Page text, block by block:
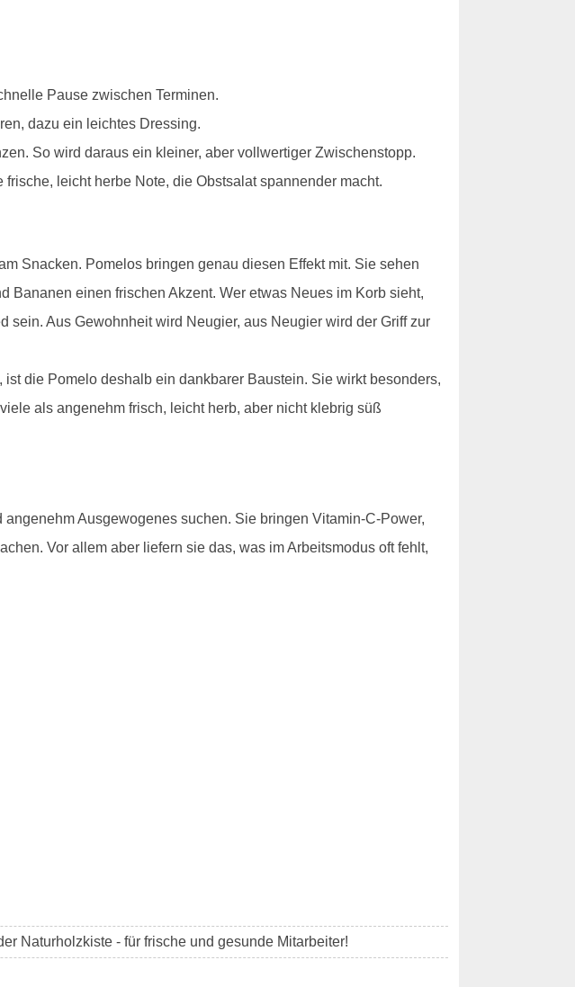
Pause zwischen Terminen.
dazu ein leichtes Dressing.
So wird daraus ein kleiner, aber vollwertiger Zwischenstopp.
leicht herbe Note, die Obstsalat spannender macht.
Snacken. Pomelos bringen genau diesen Effekt mit. Sie sehen
einen frischen Akzent. Wer etwas Neues im Korb sieht,
sein. Aus Gewohnheit wird Neugier, aus Neugier wird der Griff zur
die Pomelo deshalb ein dankbarer Baustein. Sie wirkt besonders,
als angenehm frisch, leicht herb, aber nicht klebrig süß
Ausgewogenes suchen. Sie bringen Vitamin-C-Power,
Vor allem aber liefern sie das, was im Arbeitsmodus oft fehlt,
Naturholzkiste - für frische und gesunde Mitarbeiter!